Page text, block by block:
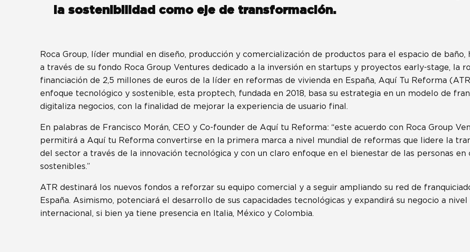
la sostenibilidad como eje de transformación.
Roca Group, líder mundial en diseño, producción y comercialización de productos para el espacio de baño,
a través de su fondo Roca Group Ventures dedicado a la inversión en startups y proyectos early-stage, la
financiación de 2,5 millones de euros de la líder en reformas de vivienda en España, Aquí Tu Reforma
enfoque tecnológico y sostenible, esta proptech, fundada en 2018, basa su estrategia en un modelo de
digitaliza negocios, con la finalidad de mejorar la experiencia de usuario final.
En palabras de Francisco Morán, CEO y Co-founder de Aquí tu Reforma: “este acuerdo con Roca Group
permitirá a Aquí tu Reforma convertirse en la primera marca a nivel mundial de reformas que lidere la
del sector a través de la innovación tecnológica y con un claro enfoque en el bienestar de las personas en
sostenibles.”
ATR destinará los nuevos fondos a reforzar su equipo comercial y a seguir ampliando su red de
España. Asimismo, potenciará el desarrollo de sus capacidades tecnológicas y expandirá su negocio a nivel
internacional, si bien ya tiene presencia en Italia, México y Colombia.